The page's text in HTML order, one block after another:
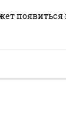
появиться